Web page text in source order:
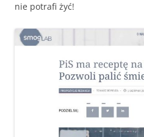
nie potrafi żyć!